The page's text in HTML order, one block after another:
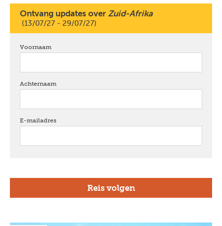
Ontvang updates over Zuid-Afrika
(13/07/27 - 29/07/27)
Voornaam
Achternaam
E-mailadres